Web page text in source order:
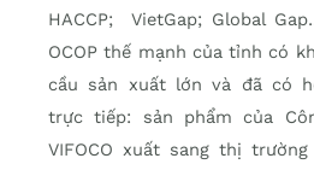
HACCP; VietGap; Global
OCOP thế mạnh của tỉnh có
cầu sản xuất lớn và đã có
trực tiếp: sản phẩm của
VIFOCO xuất sang thị